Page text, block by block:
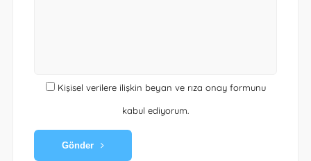
Kişisel verilere ilişkin beyan ve rıza onay formunu
kabul ediyorum.
Gönder